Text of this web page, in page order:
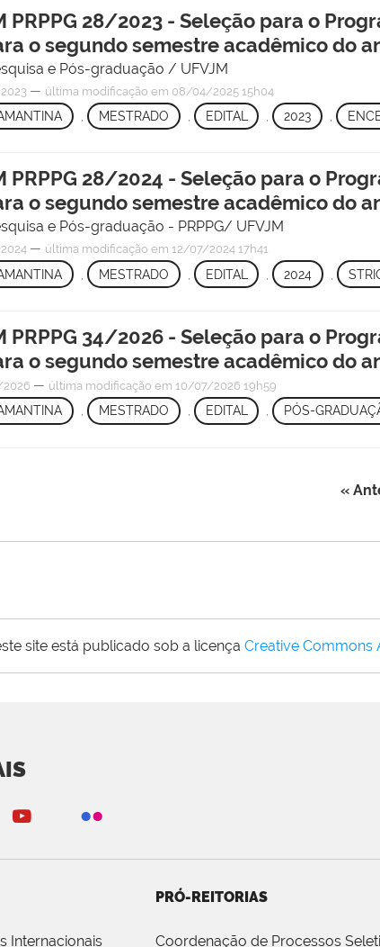
PRPPG 28/2023 - Seleção para o
o segundo semestre acadêmico do
e Pós-graduação / UFVJM
— última modificação em 08/04/2025 15h04
MESTRADO EDITAL , 2023 ,
PRPPG 28/2024 - Seleção para o
o segundo semestre acadêmico do
e Pós-graduação - PRPPG/ UFVJM
— última modificação em 12/07/2024 17h41
MESTRADO EDITAL , 2024 ,
PRPPG 34/2026 - Seleção para o
o segundo semestre acadêmico do
— última modificação em 10/07/2026 19h59
, MESTRADO , EDITAL , PÓS-
«
site está publicado sob a licença Creative Commons
Internacionais
PRÓ-REITORIAS
Coordenação de Processos